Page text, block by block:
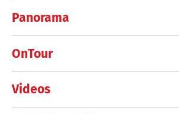
Panorama
OnTour
Videos